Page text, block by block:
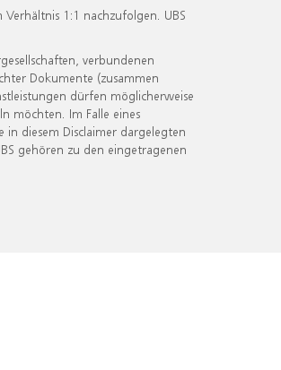
1:1 nachzufolgen. UBS
verbundenen
Dokumente (zusammen
dürfen möglicherweise
möchten. Im Falle eines
diesem Disclaimer dargelegten
gehören zu den eingetragenen